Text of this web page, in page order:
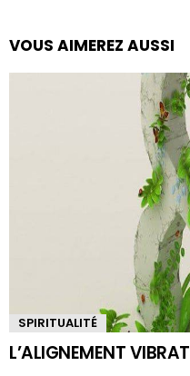
VOUS AIMEREZ AUSSI
SPIRITUALITÉ
L’ALIGNEMENT